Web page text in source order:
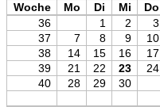
Woche
Mo Di Mi Do
36
1 2 3
37
7 8 9 10
38
14 15 16 17
39
21 22 23 24
40
28 29 30